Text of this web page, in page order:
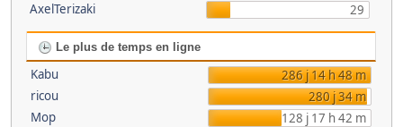
AxelTerizaki
29
Le plus de temps en ligne
Kabu
286 j 14 h 48 m
ricou
280 j 34 m
Mop
128 j 17 h 42 m